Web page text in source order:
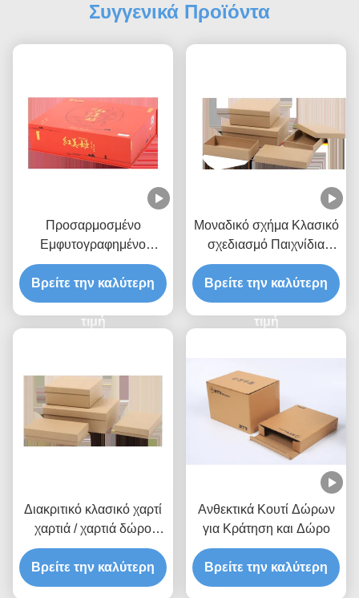
Συγγενικά Προϊόντα
Προσαρμοσμένο
Εμφυτογραφημένο
Λογότυπο Ακανόνιστο
Σχήμα Χάρτης Παιχνιδιού
Κάρτας Κουτί Δώρο
Βρείτε την καλύτερη
τιμή
Μοναδικό σχήμα Κλασικό
σχεδιασμό Παιχνίδια
Κάρτες Κουτί δώρο με
Custom Embossed Logo
Βρείτε την καλύτερη
τιμή
Διακριτικό κλασικό χαρτί
χαρτιά / χαρτιά δώρο
κουτί
Βρείτε την καλύτερη
Ανθεκτικά Κουτί Δώρων
για Κράτηση και Δώρο
Βρείτε την καλύτερη